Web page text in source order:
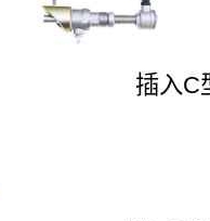
B型